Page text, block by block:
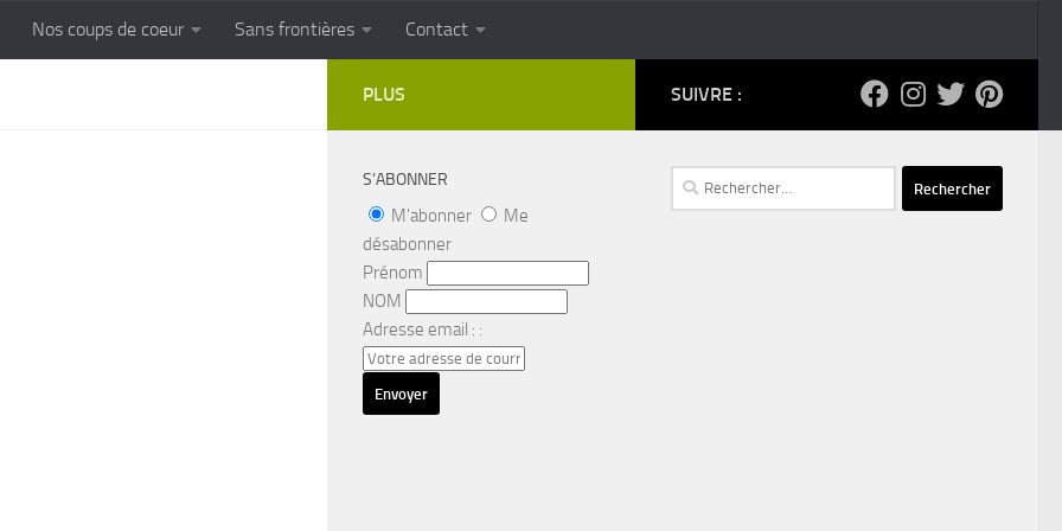
Cuisine populaire des terroirs
Nos coups de coeur Sans frontières Contact
SUIVRE :
Rechercher :
PLUS
S’ABONNER
M'abonner
Me
désabonner
Prénom
NOM
Adresse email : :